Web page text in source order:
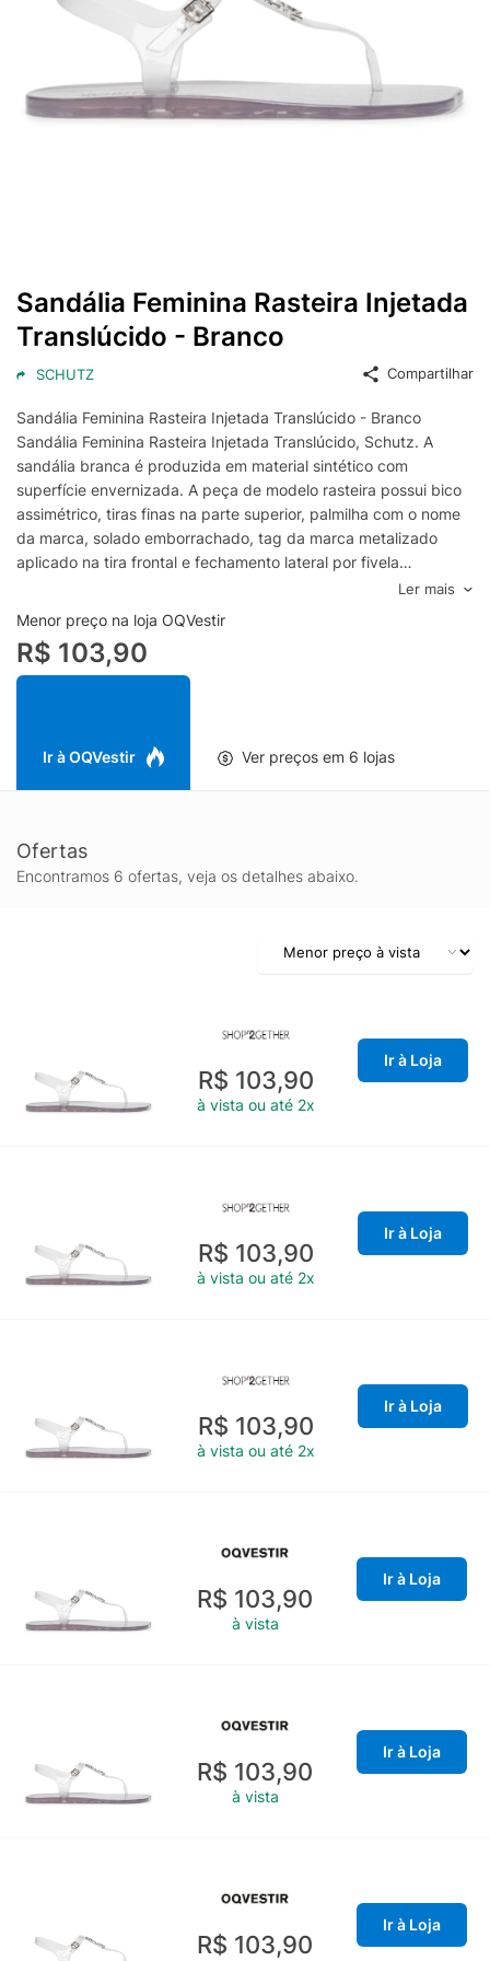
Sandália Feminina Rasteira Injetada
Translúcido - Branco
SCHUTZ Compartilhar
Sandália Feminina Rasteira Injetada Translúcido - Branco
Sandália Feminina Rasteira Injetada Translúcido, Schutz. A
sandália branca é produzida em material sintético com
superfície envernizada. A peça de modelo rasteira possui bico
assimétrico, tiras finas na parte superior, palmilha com o nome
da marca, solado emborrachado, tag da marca metalizado
aplicado na tira frontal e fechamento lateral por fivela
metalizada.Especificações & Cuidados:Material: SintéticoCor:
BrancoMarca: Schutz
Ler mais
Menor preço na loja OQVestir
R$ 103,90
Ir à OQVestir Ver preços em 6 lojas
Ofertas
Encontramos 6 ofertas, veja os detalhes abaixo.
R$ 103,90
à vista ou até 2x
Ir à Loja
R$ 103,90
à vista ou até 2x
Ir à Loja
R$ 103,90
à vista ou até 2x
Ir à Loja
R$ 103,90
à vista
Ir à Loja
R$ 103,90
à vista
Ir à Loja
R$ 103,90
Ir à Loja